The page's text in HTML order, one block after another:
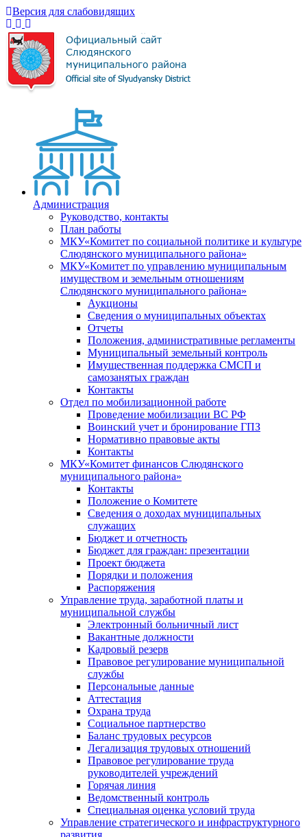
Версия для слабовидящих
Администрация
Руководство, контакты
План работы
МКУ«Комитет по социальной политике и культуре
Слюдянского муниципального района»
МКУ«Комитет по управлению муниципальным
имуществом и земельным отношениям
Слюдянского муниципального района»
Аукционы
Сведения о муниципальных объектах
Отчеты
Положения, административные регламенты
Муниципальный земельный контроль
Имущественная поддержка СМСП и
самозанятых граждан
Контакты
Отдел по мобилизационной работе
Проведение мобилизации ВС РФ
Воинский учет и бронирование ГПЗ
Нормативно правовые акты
Контакты
МКУ«Комитет финансов Слюдянского
муниципального района»
Контакты
Положение о Комитете
Сведения о доходах муниципальных
служащих
Бюджет и отчетность
Бюджет для граждан: презентации
Проект бюджета
Порядки и положения
Распоряжения
Управление труда, заработной платы и
муниципальной службы
Электронный больничный лист
Вакантные должности
Кадровый резерв
Правовое регулирование муниципальной
службы
Персональные данные
Аттестация
Охрана труда
Социальное партнерство
Баланс трудовых ресурсов
Легализация трудовых отношений
Правовое регулирование труда
руководителей учреждений
Горячая линия
Ведомственный контроль
Специальная оценка условий труда
Управление стратегического и инфраструктурного
развития